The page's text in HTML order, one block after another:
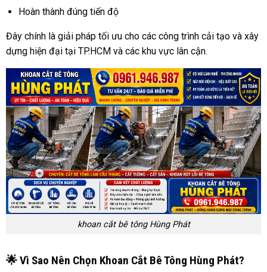
Hoàn thành đúng tiến độ
Đây chính là giải pháp tối ưu cho các công trình cải tạo và xây
dựng hiện đại tại TP.HCM và các khu vực lân cận.
khoan cắt bê tông Hùng Phát
🌟 Vì Sao Nên Chọn Khoan Cắt Bê Tông Hùng Phát?